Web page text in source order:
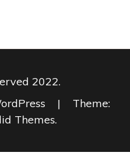
2022.
|
Theme:
Themes.